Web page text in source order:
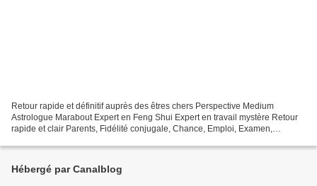
Retour rapide et définitif auprès des êtres chers Perspective Medium
Astrologue Marabout Expert en Feng Shui Expert en travail mystère Retour
rapide et clair Parents, Fidélité conjugale, Chance, Emploi, Examen,
Hébergé par Canalblog